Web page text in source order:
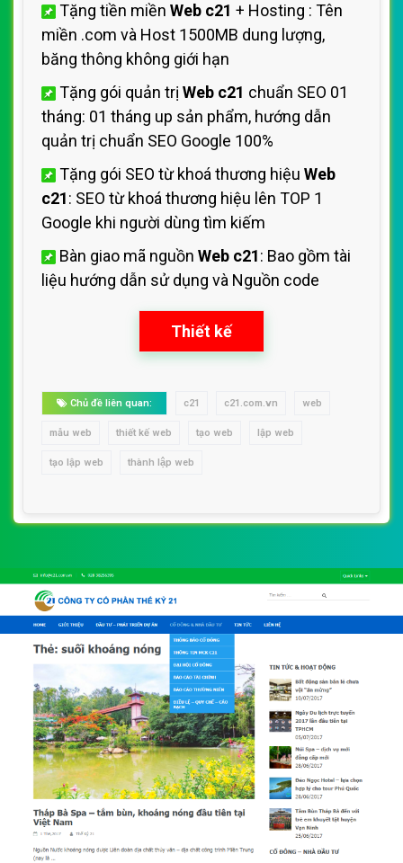
Tặng tiền miền Web c21 + Hosting : Tên
miền .com và Host 1500MB dung lượng,
băng thông không giới hạn
Tặng gói quản trị Web c21 chuẩn SEO 01
tháng: 01 tháng up sản phẩm, hướng dẫn
quản trị chuẩn SEO Google 100%
Tặng gói SEO từ khoá thương hiệu Web
c21: SEO từ khoá thương hiệu lên TOP 1
Google khi người dùng tìm kiếm
Bàn giao mã nguồn Web c21: Bao gồm tài
liệu hướng dẫn sử dụng và Nguồn code
Thiết kế
Chủ đề liên quan: c21 c21.com.vn web
mẫu web thiết kế web tạo web lập web
tạo lập web thành lập web